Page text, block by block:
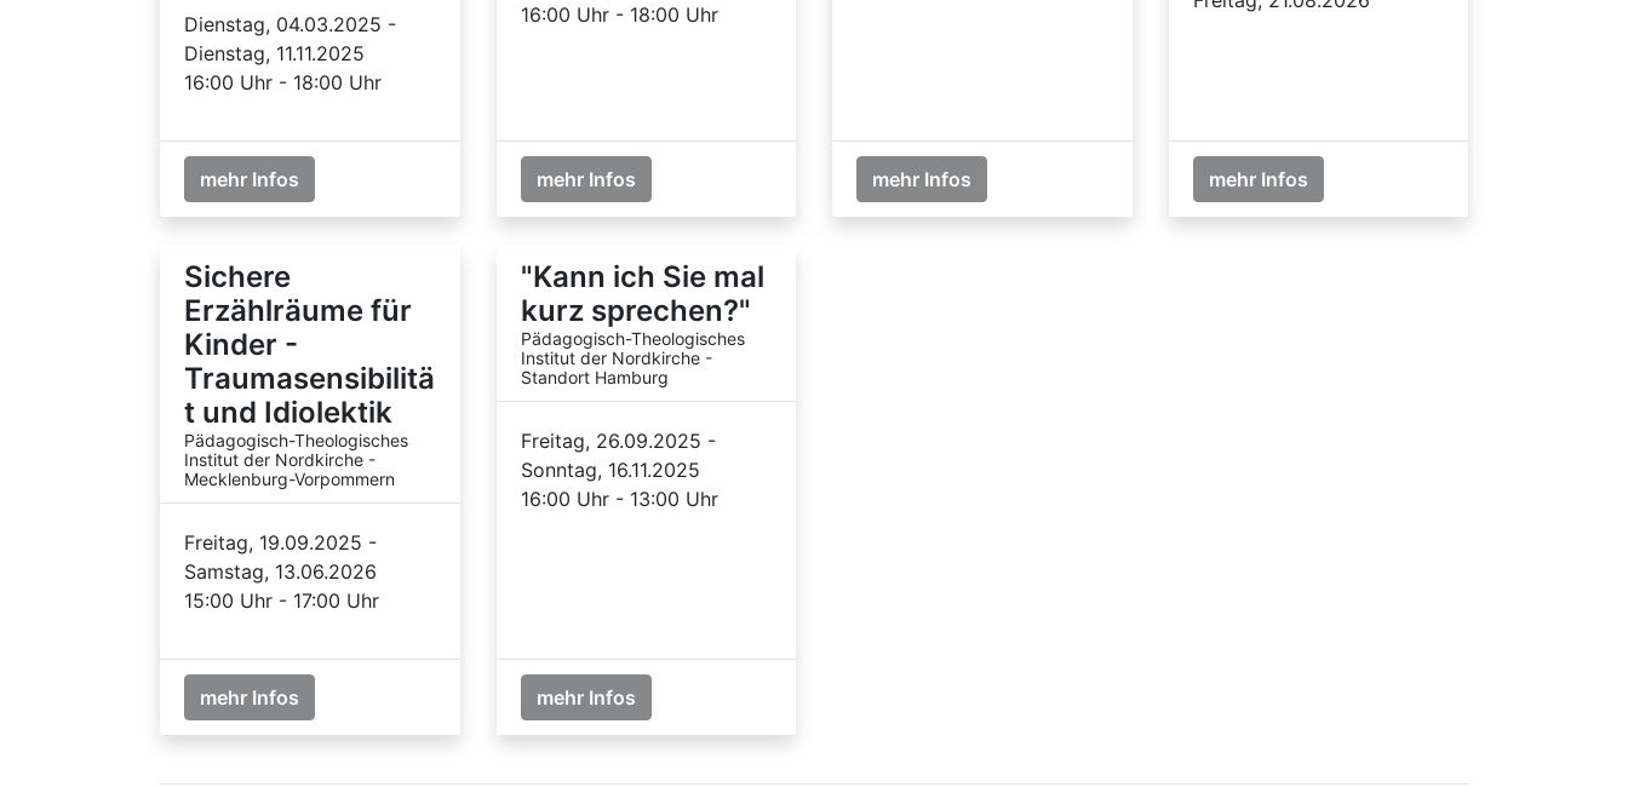
Dienstag, 04.03.2025 -
Dienstag, 11.11.2025
16:00 Uhr - 18:00 Uhr
mehr Infos
16:00 Uhr - 18:00 Uhr
mehr Infos mehr Infos mehr Infos
Sichere
Erzählräume für
Kinder -
Traumasensibilitä
t und Idiolektik
Pädagogisch-Theologisches
Institut der Nordkirche -
Mecklenburg-Vorpommern
Freitag, 19.09.2025 -
Samstag, 13.06.2026
15:00 Uhr - 17:00 Uhr
mehr Infos
"Kann ich Sie mal
kurz sprechen?"
Pädagogisch-Theologisches
Institut der Nordkirche -
Standort Hamburg
Freitag, 26.09.2025 -
Sonntag, 16.11.2025
16:00 Uhr - 13:00 Uhr
mehr Infos